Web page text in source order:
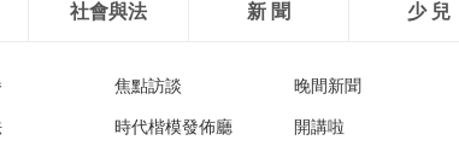
社會與法
新 聞
少 兒
焦點訪談 晚間新聞
時代楷模發佈廳 開講啦